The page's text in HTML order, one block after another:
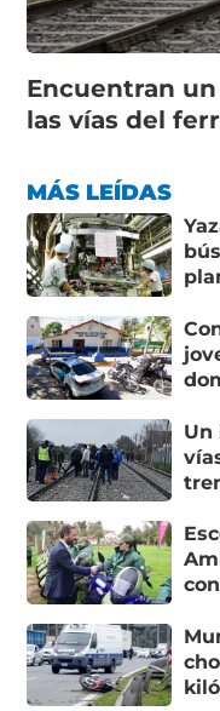
Encuentran
las vías del
MÁS LEÍDAS
Un